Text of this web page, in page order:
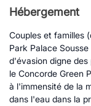
Hébergement
Couples et familles
Park Palace
d'évasion digne
le Concorde Green
à l'immensité de la
dans l'eau dans la